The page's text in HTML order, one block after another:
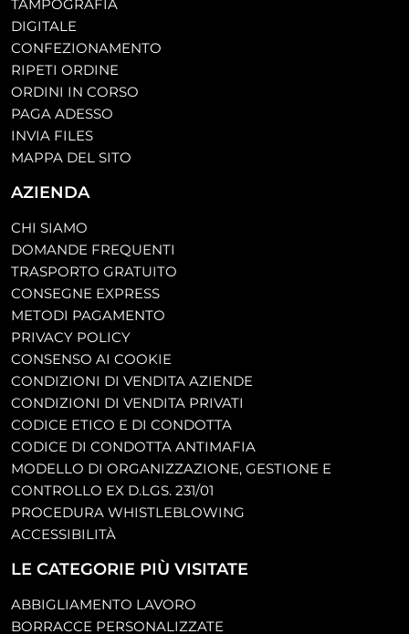
TAMPOGRAFIA
DIGITALE
CONFEZIONAMENTO
RIPETI ORDINE
ORDINI IN CORSO
PAGA ADESSO
INVIA FILES
MAPPA DEL SITO
AZIENDA
CHI SIAMO
DOMANDE FREQUENTI
TRASPORTO GRATUITO
CONSEGNE EXPRESS
METODI PAGAMENTO
PRIVACY POLICY
CONSENSO AI COOKIE
CONDIZIONI DI VENDITA AZIENDE
CONDIZIONI DI VENDITA PRIVATI
CODICE ETICO E DI CONDOTTA
CODICE DI CONDOTTA ANTIMAFIA
MODELLO DI ORGANIZZAZIONE, GESTIONE E
CONTROLLO EX D.LGS. 231/01
PROCEDURA WHISTLEBLOWING
ACCESSIBILITÀ
LE CATEGORIE PIÙ VISITATE
ABBIGLIAMENTO LAVORO
BORRACCE PERSONALIZZATE